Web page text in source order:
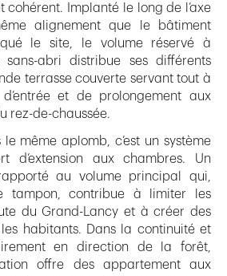
cohérent. Implanté le long de l’axe
alignement que le bâtiment
le site, le volume réservé à
sans-abri distribue ses différents
terrasse couverte servant tout à
et de prolongement aux
rez-de-chaussée.
même aplomb, c’est un système
d’extension aux chambres. Un
au volume principal qui,
tampon, contribue à limiter les
du Grand-Lancy et à créer des
les habitants. Dans la continuité et
en direction de la forêt,
offre des appartement aux